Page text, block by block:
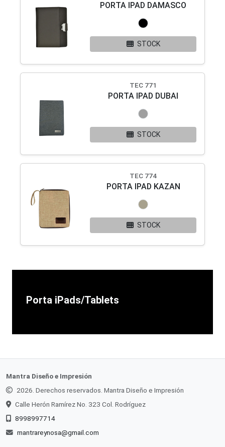
PORTA IPAD DAMASCO
STOCK
TEC 771
PORTA IPAD DUBAI
STOCK
TEC 774
PORTA IPAD KAZAN
STOCK
Porta iPads/Tablets
Mantra Diseño e Impresión
2026. Derechos reservados. Mantra Diseño e Impresión
Calle Herón Ramírez No. 323 Col. Rodríguez
8998997714
mantrareynosa@gmail.com